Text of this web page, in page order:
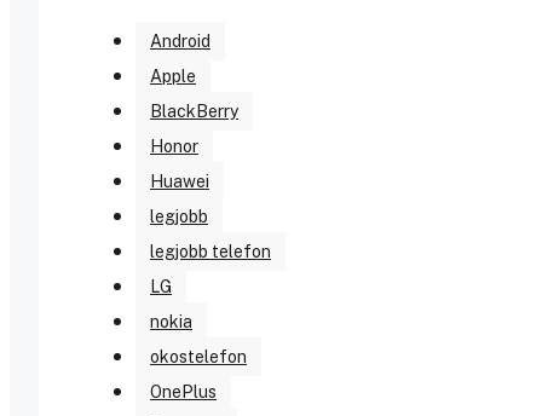
Android
Apple
BlackBerry
Honor
Huawei
legjobb
legjobb telefon
LG
nokia
okostelefon
OnePlus